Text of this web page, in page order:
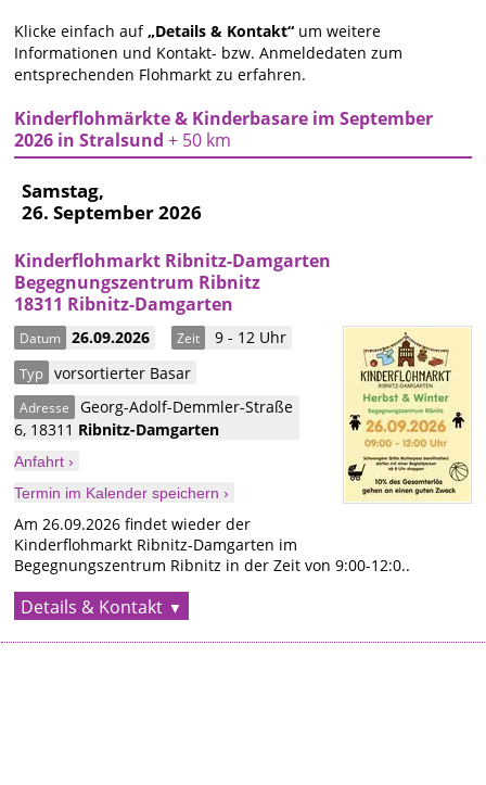
Klicke einfach auf„Details & Kontakt“ um weitere
Informationen und Kontakt- bzw. Anmeldedaten zum
entsprechenden Flohmarkt zu erfahren.
Kinderflohmärkte & Kinderbasare im September
2026 in Stralsund+ 50 km
Samstag,
26. September 2026
Kinderflohmarkt Ribnitz-Damgarten
Begegnungszentrum Ribnitz
18311 Ribnitz-Damgarten
Datum 26.09.2026 Zeit 9 - 12 Uhr
Typ vorsortierter Basar
Adresse
Georg-Adolf-Demmler-Straße
6, 18311 Ribnitz-Damgarten
Anfahrt ›
Termin im Kalender speichern ›
Am 26.09.2026 findet wieder der
Kinderflohmarkt Ribnitz-Damgarten im
Begegnungszentrum Ribnitz in der Zeit von 9:00-12:0..
Details & Kontakt